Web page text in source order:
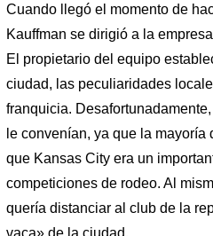
Cuando llegó el momento de
Kauffman se dirigió a la
El propietario del equipo
ciudad, las peculiaridades
franquicia.
le convenían, ya que la
que Kansas City era un
competiciones de rodeo. Al
quería distanciar al club de la
vaca» de la ciudad.